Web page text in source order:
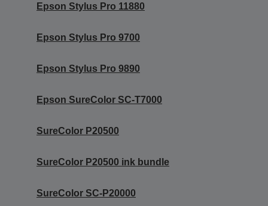
Epson Stylus Pro 11880
Epson Stylus Pro 9700
Epson Stylus Pro 9890
Epson SureColor SC-T7000
SureColor P20500
SureColor P20500 ink bundle
SureColor SC-P20000